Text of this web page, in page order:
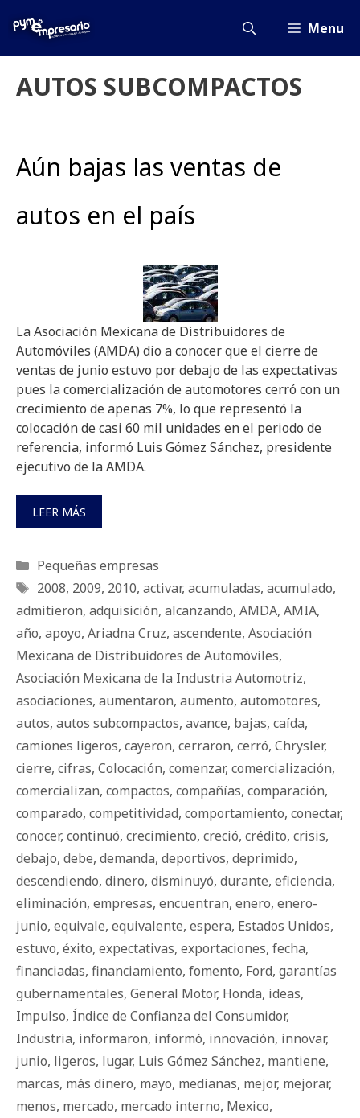
Menu
AUTOS SUBCOMPACTOS
Aún bajas las ventas de
autos en el país
La Asociación Mexicana de Distribuidores de
Automóviles (AMDA) dio a conocer que el cierre de
ventas de junio estuvo por debajo de las expectativas
pues la comercialización de automotores cerró con un
crecimiento de apenas 7%, lo que representó la
colocación de casi 60 mil unidades en el periodo de
referencia, informó Luis Gómez Sánchez, presidente
ejecutivo de la AMDA.
LEER MÁS
Categorías
Pequeñas empresas
Etiquetas
2008, 2009, 2010, activar, acumuladas, acumulado,
admitieron, adquisición, alcanzando, AMDA, AMIA,
año, apoyo, Ariadna Cruz, ascendente, Asociación
Mexicana de Distribuidores de Automóviles,
Asociación Mexicana de la Industria Automotriz,
asociaciones, aumentaron, aumento, automotores,
autos, autos subcompactos, avance, bajas, caída,
camiones ligeros, cayeron, cerraron, cerró, Chrysler,
cierre, cifras, Colocación, comenzar, comercialización,
comercializan, compactos, compañías, comparación,
comparado, competitividad, comportamiento, conectar,
conocer, continuó, crecimiento, creció, crédito, crisis,
debajo, debe, demanda, deportivos, deprimido,
descendiendo, dinero, disminuyó, durante, eficiencia,
eliminación, empresas, encuentran, enero, enero-
junio, equivale, equivalente, espera, Estados Unidos,
estuvo, éxito, expectativas, exportaciones, fecha,
financiadas, financiamiento, fomento, Ford, garantías
gubernamentales, General Motor, Honda, ideas,
Impulso, Índice de Confianza del Consumidor,
Industria, informaron, informó, innovación, innovar,
junio, ligeros, lugar, Luis Gómez Sánchez, mantiene,
marcas, más dinero, mayo, medianas, mejor, mejorar,
menos, mercado, mercado interno, Mexico,